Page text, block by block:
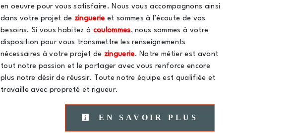
en oeuvre pour vous satisfaire. Nous vous accompagnons ainsi
dans votre projet de zinguerie et sommes à l’écoute de vos
besoins. Si vous habitez à coulommes, nous sommes à votre
disposition pour vous transmettre les renseignements
nécessaires à votre projet de zinguerie. Notre métier est avant
tout notre passion et le partager avec vous renforce encore
plus notre désir de réussir. Toute notre équipe est qualifiée et
travaille avec propreté et rigueur.
EN SAVOIR PLUS